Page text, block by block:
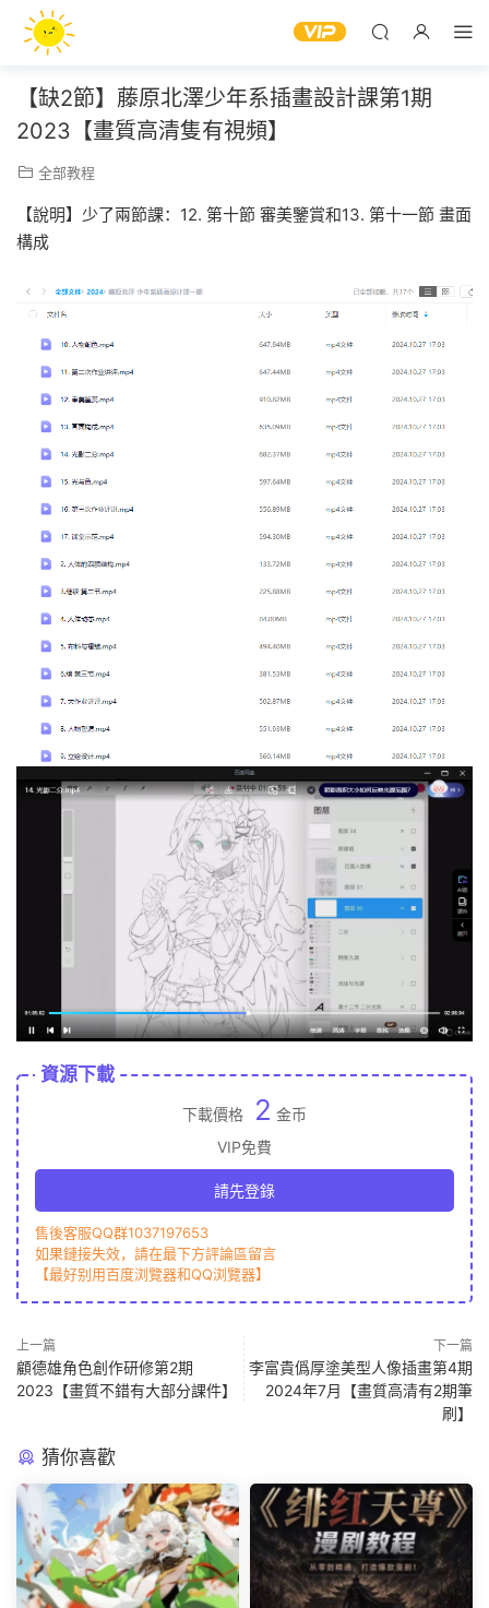
【缺2節】藤原北澤少年系插畫設計課第1期
2023【畫質高清隻有視頻】
全部教程
【說明】少了兩節課：12. 第十節 審美鑒賞和13. 第十一節 畫面
構成
資源下載
下載價格 2 金币
VIP免費
請先登錄
售後客服QQ群1037197653
如果鏈接失效，請在最下方評論區留言
【最好别用百度浏覽器和QQ浏覽器】
上一篇
顧德雄角色創作研修第2期
2023【畫質不錯有大部分課件】
下一篇
李富貴僞厚塗美型人像插畫第4期
2024年7月【畫質高清有2期筆
刷】
猜你喜歡